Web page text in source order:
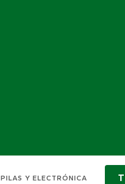
PILAS Y ELECTRÓNICA